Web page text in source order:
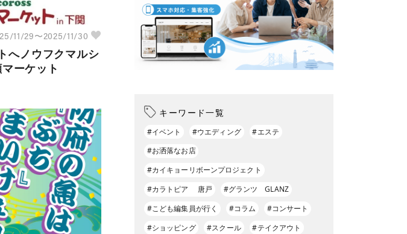
11/29〜2025/11/30
へノウフクマルシ
ーケット
キーワード一覧
#イベント #ウエディング
#エステ
#お洒落なお店
#カイキョーリボーンプロジェクト
#カラトピア 唐戸
#グランツ GLANZ
#こども編集員が行く
#コラム
#コンサート
#ショッピング
#スクール
#テイクアウト